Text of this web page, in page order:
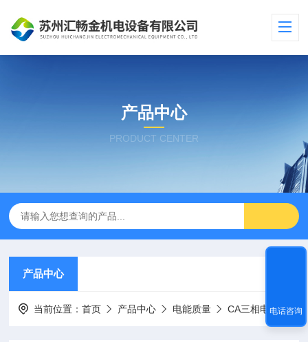
产品中心
PRODUCT CENTER
产品中心
当前位置：首页 产品中心 电能质量 CA三相电能质量分析仪电话咨询